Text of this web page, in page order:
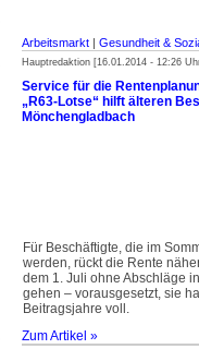
Arbeitsmarkt | Gesundheit &
Hauptredaktion [16.01.2014 - 12:26
Service für die
„R63-Lotse“ hilft älteren
Mönchengladbach
Für Beschäftigte, die im
werden, rückt die Rente
dem 1. Juli ohne Abschläge
gehen – vorausgesetzt, sie
Beitragsjahre voll.
Zum Artikel »